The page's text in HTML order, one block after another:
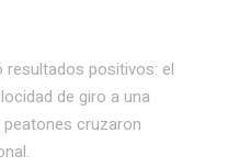
resultados positivos: el
de giro a una
peatones cruzaron